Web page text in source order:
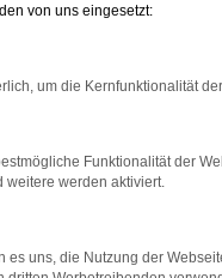
Komfort und
Neuwagen wird
wir Ihnen in der
erhalten Sie alles
Seat die ideale
von uns eingesetzt:
um die Kernfunktionalität
Funktionalität der
weitere werden aktiviert.
es uns, die Nutzung der